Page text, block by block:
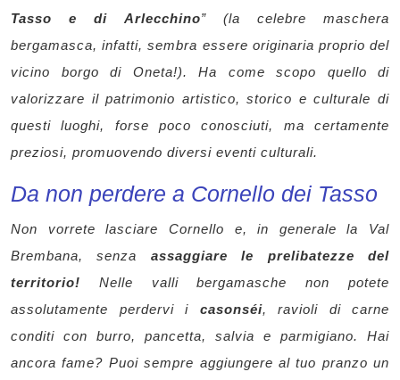
Tasso e di Arlecchino” (la celebre maschera
bergamasca, infatti, sembra essere originaria proprio del
vicino borgo di Oneta!). Ha come scopo quello di
valorizzare il patrimonio artistico, storico e culturale di
questi luoghi, forse poco conosciuti, ma certamente
preziosi, promuovendo diversi eventi culturali.
Da non perdere a Cornello dei Tasso
Non vorrete lasciare Cornello e, in generale la Val
Brembana, senza assaggiare le prelibatezze del
territorio! Nelle valli bergamasche non potete
assolutamente perdervi i casonséi, ravioli di carne
conditi con burro, pancetta, salvia e parmigiano. Hai
ancora fame? Puoi sempre aggiungere al tuo pranzo un